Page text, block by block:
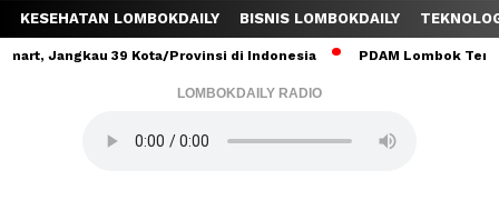
KESEHATAN LOMBOKDAILY BISNIS LOMBOKDAILY
39 Kota/Provinsi di Indonesia PDAM Lombok Tengah
LOMBOKDAILY RADIO